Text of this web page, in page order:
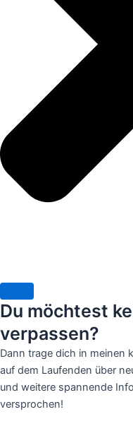
Du möchtest
verpassen?
Dann trage dich in meinen
auf dem Laufenden über
und weitere spannende
versprochen!